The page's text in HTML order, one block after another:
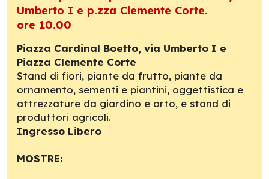
Umberto I e p.zza Clemente Corte.
ore 10.00
Piazza Cardinal Boetto, via Umberto I e
Piazza Clemente Corte
Stand di fiori, piante da frutto, piante da
ornamento, sementi e piantini, oggettistica e
attrezzature da giardino e orto, e stand di
produttori agricoli.
Ingresso Libero
MOSTRE: